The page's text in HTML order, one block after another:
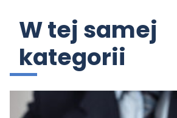
W tej samej
kategorii